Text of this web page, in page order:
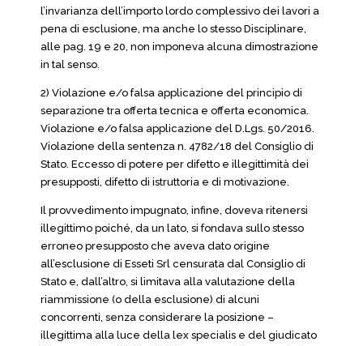
l’invarianza dell’importo lordo complessivo dei lavori a
pena di esclusione, ma anche lo stesso Disciplinare,
alle pag. 19 e 20, non imponeva alcuna dimostrazione
in tal senso.
2) Violazione e/o falsa applicazione del principio di
separazione tra offerta tecnica e offerta economica.
Violazione e/o falsa applicazione del D.Lgs. 50/2016.
Violazione della sentenza n. 4782/18 del Consiglio di
Stato. Eccesso di potere per difetto e illegittimità dei
presupposti, difetto di istruttoria e di motivazione.
Il provvedimento impugnato, infine, doveva ritenersi
illegittimo poiché, da un lato, si fondava sullo stesso
erroneo presupposto che aveva dato origine
all’esclusione di Esseti Srl censurata dal Consiglio di
Stato e, dall’altro, si limitava alla valutazione della
riammissione (o della esclusione) di alcuni
concorrenti, senza considerare la posizione –
illegittima alla luce della lex specialis e del giudicato